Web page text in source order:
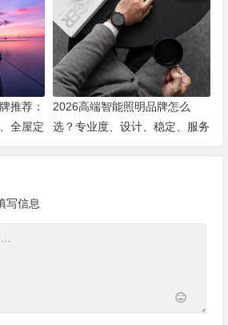
推荐：
全屋定
解析
2026高端智能照明品牌怎么
选？专业度、设计、稳定、服务
四大维度深度盘点
写信息